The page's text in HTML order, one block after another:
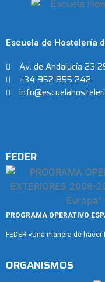
Escuela de Hostelería
Av. de Andalucía 23
+34 952 855 242
FEDER
PROGRAMA OPERATIVO
FEDER «Una manera de hacer
ORGANISMOS